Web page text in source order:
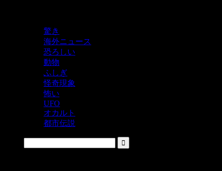
驚き
海外ニュース
恐ろしい
動物
ふしぎ
怪奇現象
怖い
UFO
オカルト
都市伝説